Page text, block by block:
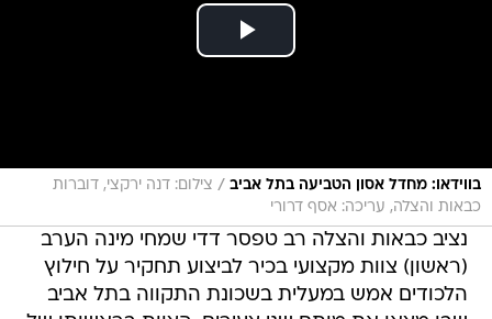
בווידאו: מחדל אסון הטביעה בתל אביב / צילום: דנה ירקצי, דוברות
כבאות והצלה, עריכה: אסף דרורי
נציב כבאות והצלה רב טפסר דדי שמחי מינה הערב
(ראשון) צוות מקצועי בכיר לביצוע תחקיר על חילוץ
הלכודים אמש במעלית בשכונת התקווה בתל אביב